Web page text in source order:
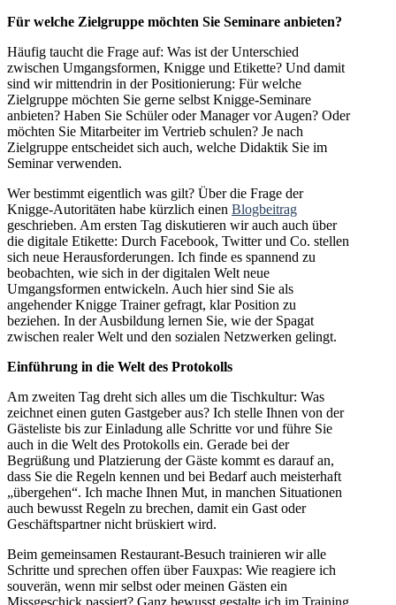
Für welche Zielgruppe möchten Sie Seminare anbieten?
Häufig taucht die Frage auf: Was ist der Unterschied
zwischen Umgangsformen, Knigge und Etikette? Und damit
sind wir mittendrin in der Positionierung: Für welche
Zielgruppe möchten Sie gerne selbst Knigge-Seminare
anbieten? Haben Sie Schüler oder Manager vor Augen? Oder
möchten Sie Mitarbeiter im Vertrieb schulen? Je nach
Zielgruppe entscheidet sich auch, welche Didaktik Sie im
Seminar verwenden.
Wer bestimmt eigentlich was gilt? Über die Frage der
Knigge-Autoritäten habe kürzlich einen Blogbeitrag
geschrieben. Am ersten Tag diskutieren wir auch auch über
die digitale Etikette: Durch Facebook, Twitter und Co. stellen
sich neue Herausforderungen. Ich finde es spannend zu
beobachten, wie sich in der digitalen Welt neue
Umgangsformen entwickeln. Auch hier sind Sie als
angehender Knigge Trainer gefragt, klar Position zu
beziehen. In der Ausbildung lernen Sie, wie der Spagat
zwischen realer Welt und den sozialen Netzwerken gelingt.
Einführung in die Welt des Protokolls
Am zweiten Tag dreht sich alles um die Tischkultur: Was
zeichnet einen guten Gastgeber aus? Ich stelle Ihnen von der
Gästeliste bis zur Einladung alle Schritte vor und führe Sie
auch in die Welt des Protokolls ein. Gerade bei der
Begrüßung und Platzierung der Gäste kommt es darauf an,
dass Sie die Regeln kennen und bei Bedarf auch meisterhaft
„übergehen“. Ich mache Ihnen Mut, in manchen Situationen
auch bewusst Regeln zu brechen, damit ein Gast oder
Geschäftspartner nicht brüskiert wird.
Beim gemeinsamen Restaurant-Besuch trainieren wir alle
Schritte und sprechen offen über Fauxpas: Wie reagiere ich
souverän, wenn mir selbst oder meinen Gästen ein
Missgeschick passiert? Ganz bewusst gestalte ich im Training